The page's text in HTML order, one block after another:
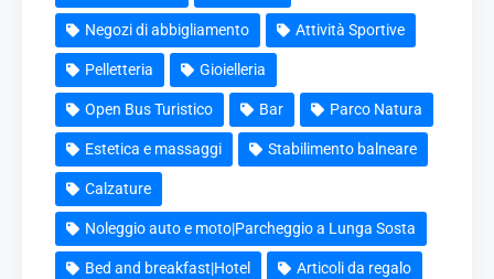
Negozi di abbigliamento Attività Sportive
Pelletteria Gioielleria
Open Bus Turistico Bar Parco Natura
Estetica e massaggi Stabilimento balneare
Calzature
Noleggio auto e moto|Parcheggio a Lunga Sosta
Bed and breakfast|Hotel Articoli da regalo